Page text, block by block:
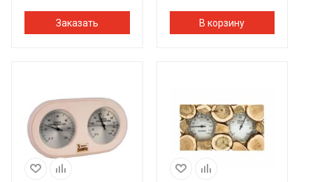
Заказать В корзину